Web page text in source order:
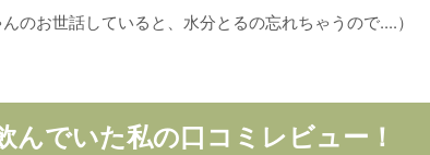
んのお世話していると、水分とるの忘れちゃうので....）
でいた私の口コミレビュー！